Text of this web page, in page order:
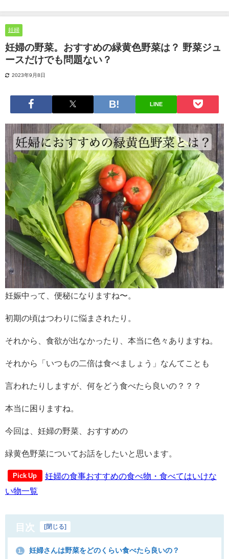
妊婦
妊婦の野菜。おすすめの緑黄色野菜は？ 野菜ジュ
ースだけでも問題ない？
2023年9月8日
LINE
妊娠中って、便秘になりますね〜。
初期の頃はつわりに悩まされたり。
それから、食欲が出なかったり、本当に色々ありますね。
それから「いつもの二倍は食べましょう」なんてことも
言われたりしますが、何をどう食べたら良いの？？？
本当に困りますね。
今回は、妊婦の野菜、おすすめの
緑黄色野菜についてお話をしたいと思います。
Pick Up
妊婦の食事おすすめの食べ物・食べてはいけな
い物一覧
目次 [閉じる]
1. 妊婦さんは野菜をどのくらい食べたら良いの？